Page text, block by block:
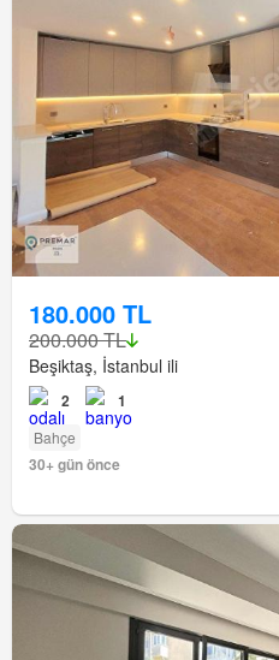
180.000 TL
200.000 TL
Beşiktaş, İstanbul ili
2 1
Bahçe
30+ gün önce